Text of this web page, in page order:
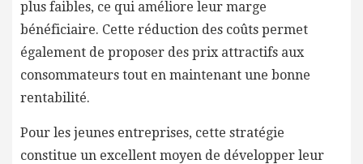
plus faibles, ce qui améliore leur marge
bénéficiaire. Cette réduction des coûts permet
également de proposer des prix attractifs aux
consommateurs tout en maintenant une bonne
rentabilité.
Pour les jeunes entreprises, cette stratégie
constitue un excellent moyen de développer leur